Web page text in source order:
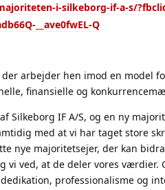
i-silkeborg-if-a-s/
__ave0fwEL-Q
arbejder hen imod en model
finansielle og
IF A/S, og en ny
med at vi har taget store
nye majoritetsejer, der kan
ved, at de deler vores værdier.
professionalisme og